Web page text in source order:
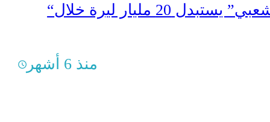
“التسليف الشعبي” يستبدل 20 مليار ليرة خلال
منذ 6 أشهر